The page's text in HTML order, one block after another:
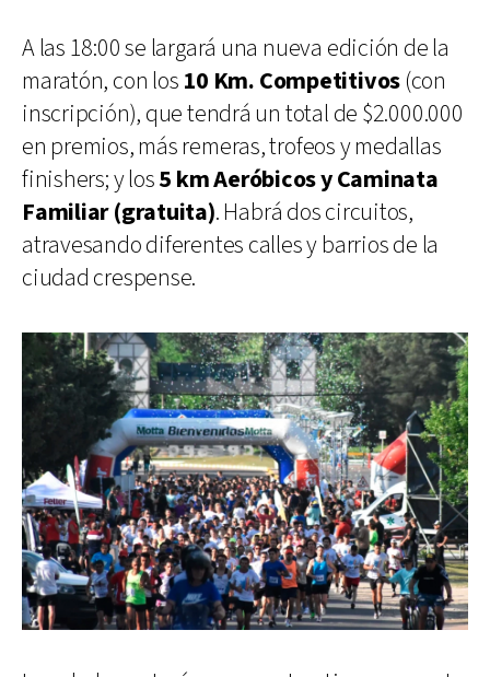
A las 18:00 se largará una nueva edición de la
maratón, con los 10 Km. Competitivos (con
inscripción), que tendrá un total de $2.000.000
en premios, más remeras, trofeos y medallas
finishers; y los5 km Aeróbicos y Caminata
Familiar (gratuita). Habrá dos circuitos,
atravesando diferentes calles y barrios de la
ciudad crespense.